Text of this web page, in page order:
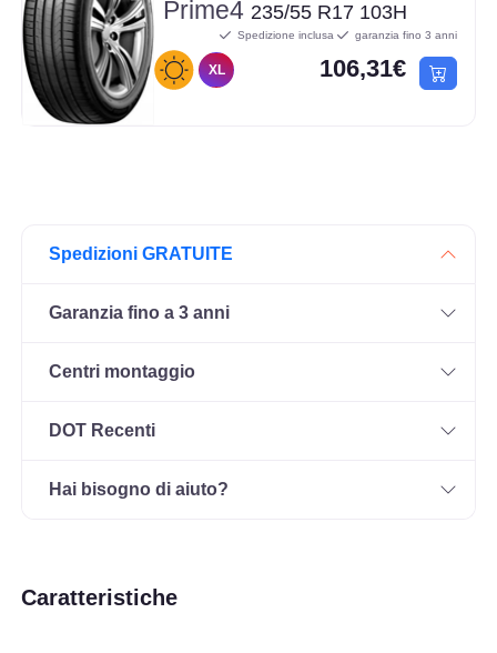
Prime4 235/55 R17 103H
XL
Spedizione inclusa garanzia fino 3 anni
106,31€
Spedizioni GRATUITE
Garanzia fino a 3 anni
Centri montaggio
DOT Recenti
Hai bisogno di aiuto?
Caratteristiche